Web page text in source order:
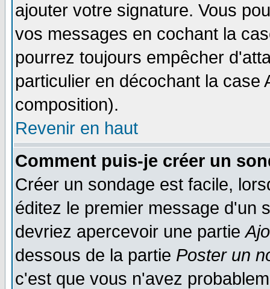
ajouter votre signature. Vous
vos messages en cochant la
pourrez toujours empêcher
particulier en décochant la
composition).
Revenir en haut
Comment puis-je créer un
Créer un sondage est facile,
éditez le premier message d'un
devriez apercevoir une partie
dessous de la partie Poster un
c'est que vous n'avez